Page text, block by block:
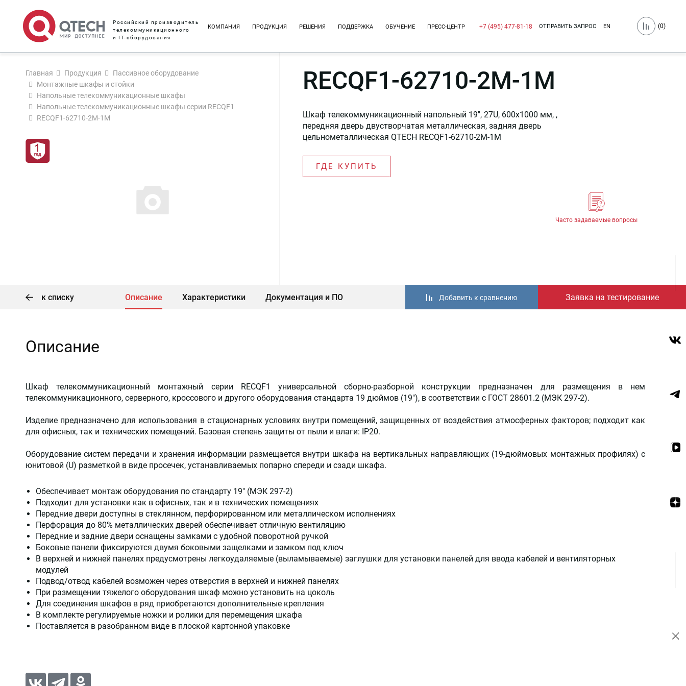
Российский производитель
телекоммуникационного
и IT-оборудования
КОМПАНИЯ ПРОДУКЦИЯ РЕШЕНИЯ ПОДДЕРЖКА ОБУЧЕНИЕ ПРЕСС-ЦЕНТР +7 (495) 477-81-18 ОТПРАВИТЬ ЗАПРОС EN (0)
Главная Продукция
Пассивное оборудование
Монтажные шкафы и стойки
Напольные телекоммуникационные шкафы
Напольные телекоммуникационные шкафы серии RECQF1
RECQF1-62710-2M-1M
RECQF1-62710-2M-1M
Шкаф телекоммуникационный напольный 19'', 27U, 600x1000 мм, ,
передняя дверь двустворчатая металлическая, задняя дверь
цельнометаллическая QTECH RECQF1-62710-2M-1M
ГДЕ КУПИТЬ
Часто задаваемые вопросы
к списку Описание Характеристики Документация и ПО Заявка на тестирование
Добавить к сравнению
Описание
Шкаф телекоммуникационный монтажный серии RECQF1 универсальной сборно-разборной конструкции предназначен для размещения в нем
телекоммуникационного, серверного, кроссового и другого оборудования стандарта 19 дюймов (19"), в соответствии с ГОСТ 28601.2 (МЭК 297-2).
Изделие предназначено для использования в стационарных условиях внутри помещений, защищенных от воздействия атмосферных факторов; подходит как
для офисных, так и технических помещений. Базовая степень защиты от пыли и влаги: IP20.
Оборудование систем передачи и хранения информации размещается внутри шкафа на вертикальных направляющих (19-дюймовых монтажных профилях) с
юнитовой (U) разметкой в виде просечек, устанавливаемых попарно спереди и сзади шкафа.
Обеспечивает монтаж оборудования по стандарту 19" (МЭК 297-2)
Подходит для установки как в офисных, так и в технических помещениях
Передние двери доступны в стеклянном, перфорированном или металлическом исполнениях
Перфорация до 80% металлических дверей обеспечивает отличную вентиляцию
Передние и задние двери оснащены замками с удобной поворотной ручкой
Боковые панели фиксируются двумя боковыми защелками и замком под ключ
В верхней и нижней панелях предусмотрены легкоудаляемые (выламываемые) заглушки для установки панелей для ввода кабелей и вентиляторных
модулей
Подвод/отвод кабелей возможен через отверстия в верхней и нижней панелях
При размещении тяжелого оборудования шкаф можно установить на цоколь
Для соединения шкафов в ряд приобретаются дополнительные крепления
В комплекте регулируемые ножки и ролики для перемещения шкафа
Поставляется в разобранном виде в плоской картонной упаковке